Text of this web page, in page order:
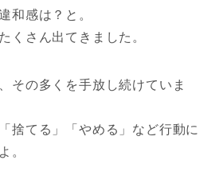
和感は？と。
くさん出てきました。
その多くを手放し続けていま
捨てる」「やめる」など行動に
。